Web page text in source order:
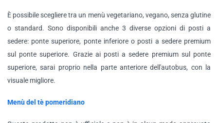
È possibile scegliere tra un menù vegetariano, vegano, senza glutine
o standard. Sono disponibili anche 3 diverse opzioni di posti a
sedere: ponte superiore, ponte inferiore o posti a sedere premium
sul ponte superiore. Grazie ai posti a sedere premium sul ponte
superiore, sarai proprio nella parte anteriore dell'autobus, con la
visuale migliore.
Menù del tè pomeridiano